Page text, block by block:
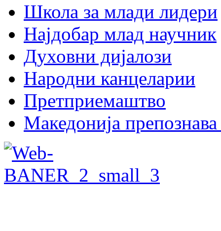
Школа за млади лидери
Најдобар млад научник
Духовни дијалози
Народни канцеларии
Претприемаштво
Македонија